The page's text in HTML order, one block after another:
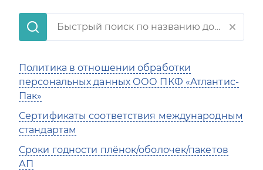
Политика в отношении обработки
персональных данных ООО ПКФ «Атлантис-
Пак»
Сертификаты соответствия международным
стандартам
Сроки годности плёнок/оболочек/пакетов
АП